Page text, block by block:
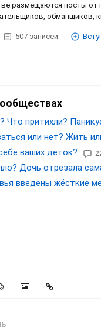
размещаются посты
обманщиков,
507 записей
Что притихли?
или нет? Жить
ваших деток?
Дочь отрезала
введены жёсткие